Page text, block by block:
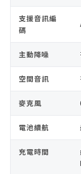
支援音訊編
碼
主動降噪
空間音訊
麥克風
電池續航
充電時間